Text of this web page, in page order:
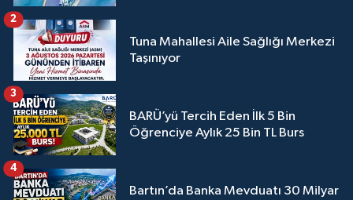
Tuna Mahallesi Aile Sağlığı Merkezi
Taşınıyor
2
BARÜ’yü Tercih Eden İlk 5 Bin
Öğrenciye Aylık 25 Bin TL Burs
3
Bartın’da Banka Mevduatı 30 Milyar
4